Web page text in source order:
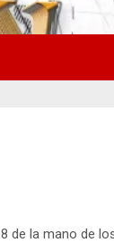
de la mano de